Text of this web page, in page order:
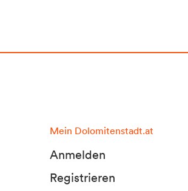
Mein Dolomitenstadt.at
Anmelden
Registrieren